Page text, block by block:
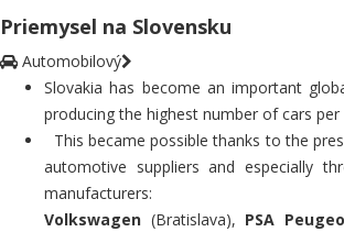
Priemysel na Slovensku
Automobilový
Slovakia has become an important
producing the highest number of cars
This became possible thanks to the
automotive suppliers and especially
manufacturers:
Volkswagen (Bratislava), PSA